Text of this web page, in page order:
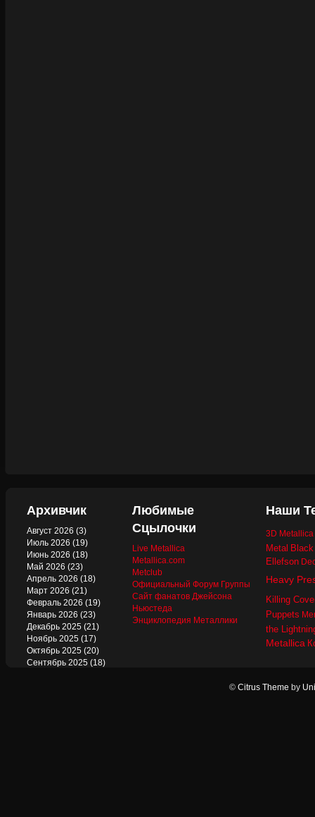
Архивчик
Август 2026 (3)
Июль 2026 (19)
Июнь 2026 (18)
Май 2026 (23)
Апрель 2026 (18)
Март 2026 (21)
Февраль 2026 (19)
Январь 2026 (23)
Декабрь 2025 (21)
Ноябрь 2025 (17)
Октябрь 2025 (20)
Сентябрь 2025 (18)
Любимые
Сцылочки
Live Metallica
Metallica.com
Metclub
Официальный Форум Группы
Сайт фанатов Джейсона
Ньюстеда
Энциклопедия Металлики
Наши
3D
Metal
Ellefson
Heavy
Killing
Puppets
the
Metallica
© Citrus Theme by